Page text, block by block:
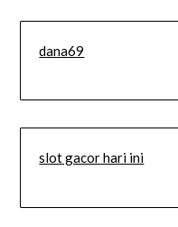
dana69
slot gacor hari ini